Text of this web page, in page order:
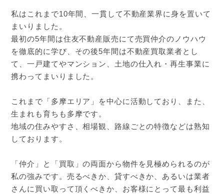
私はこれまで10年間、一貫して不動産業界に身を置いて
まいりました。
最初の5年間は住友不動産販売にて売買仲介のノウハウ
を徹底的に学び、その後5年間は不動産買取業者とし
て、一戸建てやマンション、土地の仕入れ・再生事業に
携わってまいりました。
これまで「多摩エリア」を中心に活動しており、また、
生まれも育ちも多摩です。
地域の住みやすさ、相場観、路線ごとの特徴などは熟知
しております。
「仲介」と「買取」の両面から物件を見極められるのが
私の強みです。売るべきか、貸すべきか、あるいは業者
さんに買い取って頂くべきか、お客様にとって最も利益